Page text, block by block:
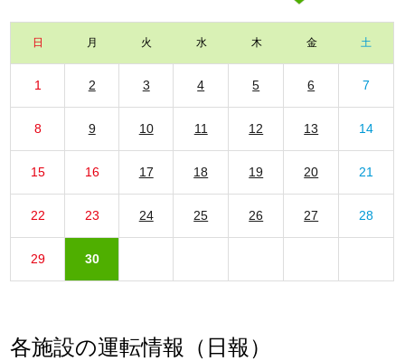
日 月 火 水 木 金 土
1 2 3 4 5 6 7
8 9 10 11 12 13 14
15 16 17 18 19 20 21
22 23 24 25 26 27 28
29 30
各施設の運転情報（日報）